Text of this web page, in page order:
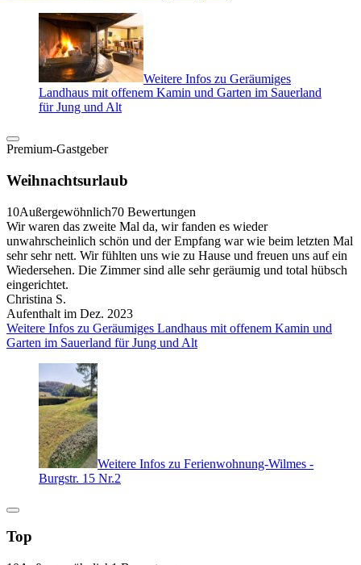
Weitere Infos zu Geräumiges
Landhaus mit offenem Kamin und Garten im Sauerland
für Jung und Alt
Premium-Gastgeber
Weihnachtsurlaub
10Außergewöhnlich70 Bewertungen
Wir waren das zweite Mal da, wir fanden es wieder
unwahrscheinlich schön und der Empfang war wie beim letzten Mal
sehr sehr nett. Wir fühlten uns wie zu Hause und freuen uns auf ein
Wiedersehen. Die Zimmer sind alle sehr geräumig und total hübsch
eingerichtet.
Christina S.
Aufenthalt im Dez. 2023
Weitere Infos zu Geräumiges Landhaus mit offenem Kamin und
Garten im Sauerland für Jung und Alt
Weitere Infos zu Ferienwohnung-Wilmes -
Burgstr. 15 Nr.2
Top